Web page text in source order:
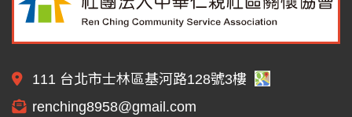
111 台北市士林區基河路128號3樓
renching8958@gmail.com